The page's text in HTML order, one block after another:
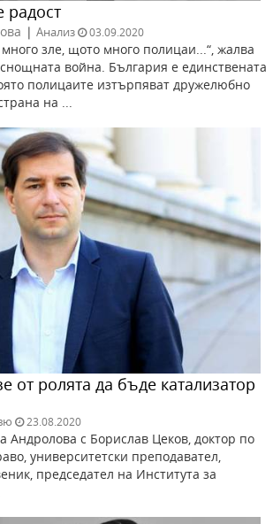
радост
| Анализ 03.09.2020
зле, щото много полицаи...“, жалва
война. България е единствената
полицаите изтърпяват дружелюбно
на ...
от ролята да бъде катализатор
23.08.2020
с Борислав Цеков, доктор по
университетски преподавател,
председател на Института за